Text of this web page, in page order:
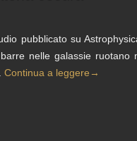
pubblicato su
nelle galassie ruotano
Continua a leggere →